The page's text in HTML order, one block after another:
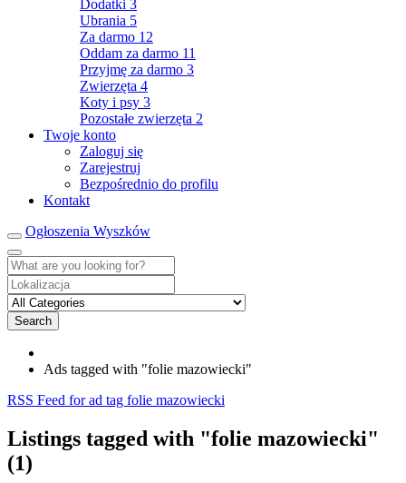
Dodatki 3
Ubrania 5
Za darmo 12
Oddam za darmo 11
Przyjmę za darmo 3
Zwierzęta 4
Koty i psy 3
Pozostałe zwierzęta 2
Twoje konto
Zaloguj się
Zarejestruj
Bezpośrednio do profilu
Kontakt
Ogłoszenia Wyszków
Search
Ads tagged with "folie mazowiecki"
RSS Feed for ad tag folie mazowiecki
Listings tagged with "folie mazowiecki"
(1)